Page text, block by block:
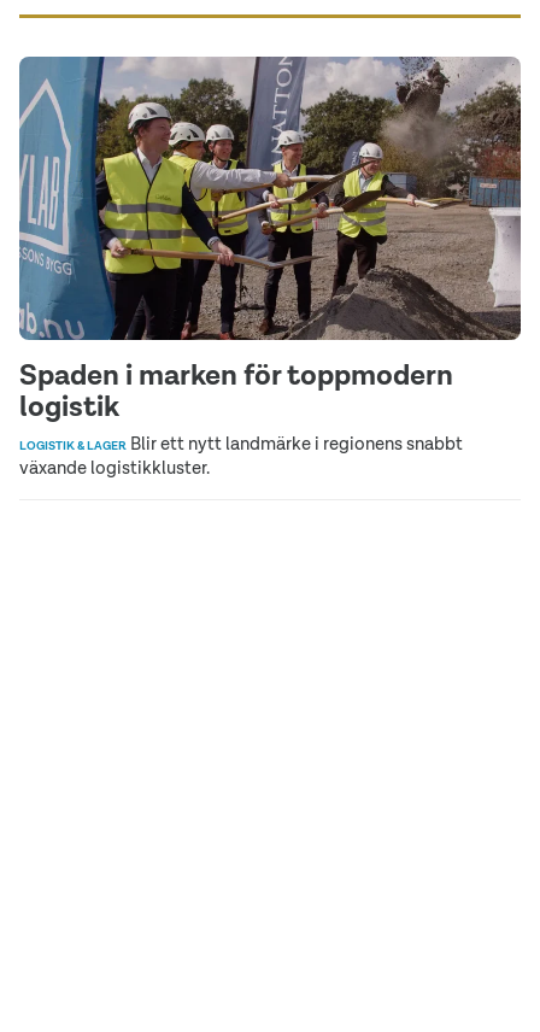
Spaden i marken för toppmodern
logistik
LOGISTIK & LAGER Blir ett nytt landmärke i regionens snabbt
växande logistikkluster.